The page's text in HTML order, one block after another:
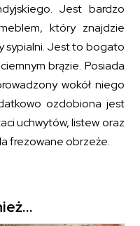
Jest bardzo
który znajdzie
sypialni. Jest to bogato
brązie. Posiada
wokół niego
ozdobiona jest
uchwytów, listew oraz
frezowane obrzeże.